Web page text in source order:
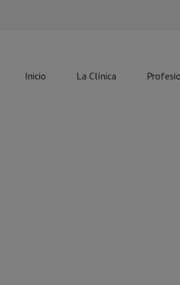
Inicio La Clínica